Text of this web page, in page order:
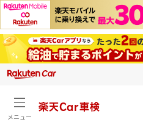
メニュー
楽天Car車検